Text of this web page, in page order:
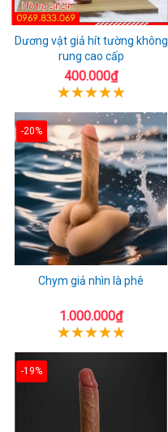
Dương vật giả hít tường không
rung cao cấp
400.000₫
-20%
Chym giả nhìn là phê
1.000.000₫
-19%